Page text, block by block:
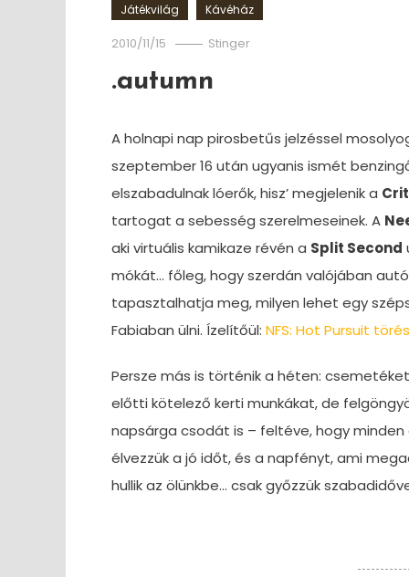
Játékvilág Kávéház
2010/11/15 Stinger
.autumn
A holnapi nap pirosbetűs jelzéssel
szeptember 16 után ugyanis ismét
elszabadulnak lóerők, hisz’ megjelenik a
tartogat a sebesség szerelmeseinek. A
aki virtuális kamikaze révén a Split Second
mókát… főleg, hogy szerdán valójában
tapasztalhatja meg, milyen lehet egy
Fabiaban ülni. Ízelítőül: NFS: Hot Pursuit
Persze más is történik a héten:
előtti kötelező kerti munkákat, de
napsárga csodát is – feltéve, hogy
élvezzük a jó időt, és a napfényt, ami
hullik az ölünkbe… csak győzzük